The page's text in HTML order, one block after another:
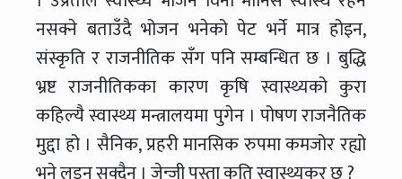
नसक्ने बताउँदै भोजन भनेको पेट भर्ने मात्र होइन,
संस्कृति र राजनीतिक सँग पनि सम्बन्धित छ । बुद्धि
भ्रष्ट राजनीतिकका कारण कृषि स्वास्थ्यको कुरा
कहिल्यै स्वास्थ्य मन्त्रालयमा पुगेन । पोषण राजनैतिक
मुद्दा हो । सैनिक, प्रहरी मानसिक रुपमा कमजोर रह्यो